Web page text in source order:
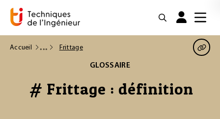
Accueil Frittage
GLOSSAIRE
# Frittage : définition